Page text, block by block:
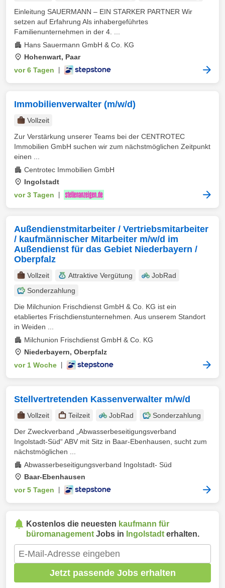
Einleitung SAUERMANN – EIN STARKER PARTNER Wir
setzen auf Erfahrung Als inhabergeführtes
Familienunternehmen in der 4. ...
Hans Sauermann GmbH & Co. KG
Hohenwart, Paar
vor 6 Tagen
Immobilienverwalter (m/w/d)
Vollzeit
Zur Verstärkung unserer Teams bei der CENTROTEC
Immobilien GmbH suchen wir zum nächstmöglichen Zeitpunkt
einen ...
Centrotec Immobilien GmbH
Ingolstadt
vor 3 Tagen
Außendienstmitarbeiter / Vertriebsmitarbeiter
/ kaufmännischer Mitarbeiter m/w/d im
Außendienst für das Gebiet Niederbayern /
Oberpfalz
Vollzeit Attraktive Vergütung
JobRad
Sonderzahlung
Die Milchunion Frischdienst GmbH & Co. KG ist ein
etabliertes Frischdienstunternehmen. Aus unserem Standort
in Weiden ...
Milchunion Frischdienst GmbH & Co. KG
Niederbayern, Oberpfalz
vor 1 Woche
Stellvertretenden Kassenverwalter m/w/d
Vollzeit Teilzeit JobRad
Sonderzahlung
Der Zweckverband „Abwasserbeseitigungsverband
Ingolstadt-Süd“ ABV mit Sitz in Baar-Ebenhausen, sucht zum
nächstmöglichen ...
Abwasserbeseitigungsverband Ingolstadt- Süd
Baar-Ebenhausen
vor 5 Tagen
Kostenlos die neuesten kaufmann für
büromanagement Jobs in Ingolstadt erhalten.
Jetzt passende Jobs erhalten